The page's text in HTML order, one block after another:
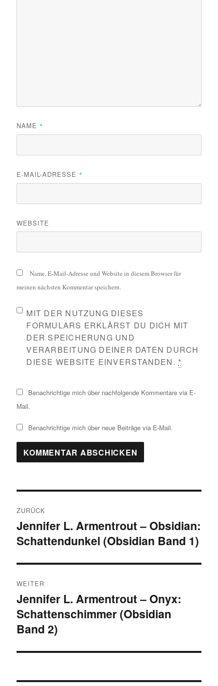
NAME *
E-MAIL-ADRESSE *
WEBSITE
Name, E-Mail-Adresse und Website in diesem Browser für
meinen nächsten Kommentar speichern.
MIT DER NUTZUNG DIESES
FORMULARS ERKLÄRST DU DICH MIT
DER SPEICHERUNG UND
VERARBEITUNG DEINER DATEN DURCH
DIESE WEBSITE EINVERSTANDEN. *
Benachrichtige mich über nachfolgende Kommentare via E-
Mail.
Benachrichtige mich über neue Beiträge via E-Mail.
ZURÜCK
Vorheriger
Beitrag:
Jennifer L. Armentrout – Obsidian:
Schattendunkel (Obsidian Band 1)
WEITER
Nächster
Beitrag:
Jennifer L. Armentrout – Onyx:
Schattenschimmer (Obsidian
Band 2)